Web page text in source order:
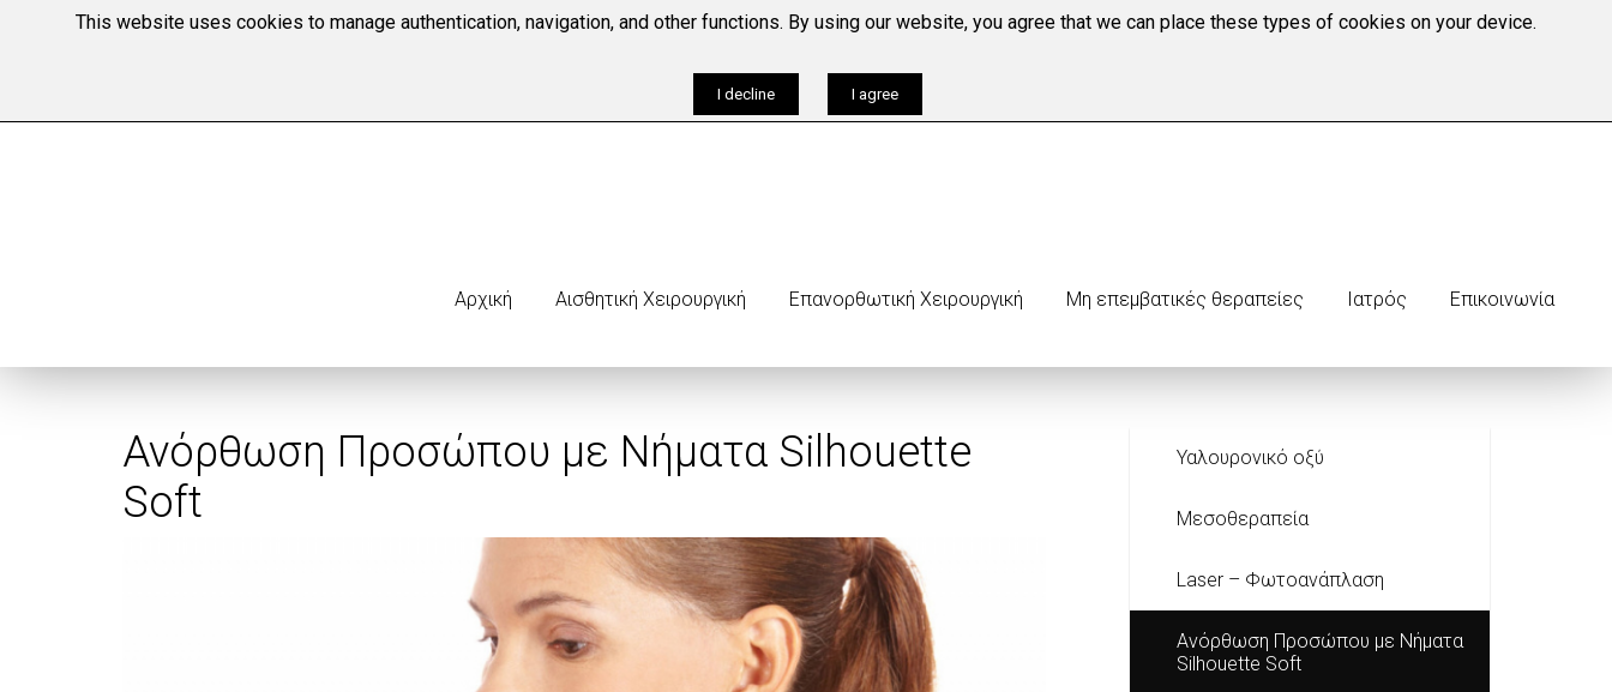
Tηλέφωνο
Ωράριο λειτουργίας Ιατρείου:
Αρχική Aισθητική Χειρoυργική Επανορθωτική Χειρουργική Μη επεμβατικές θεραπείες Ιατρός Επικοινωνία
Ανόρθωση Προσώπου με Νήματα Silhouette
Soft
Υαλουρονικό οξύ
Μεσοθεραπεία
Laser – Φωτοανάπλαση
Ανόρθωση Προσώπου με Νήματα
Silhouette Soft
This website uses cookies to manage authentication, navigation, and other functions. By using our website, you agree that we can place these types of cookies on your device.
I decline I agree